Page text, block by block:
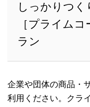
しっかりつく
［プライム
ラン
企業や団体の商品・
利用ください。クラ